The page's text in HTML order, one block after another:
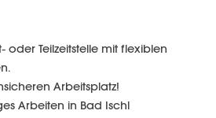
oder Teilzeitstelle mit flexiblen
Arbeitsplatz!
Arbeiten in Bad Ischl